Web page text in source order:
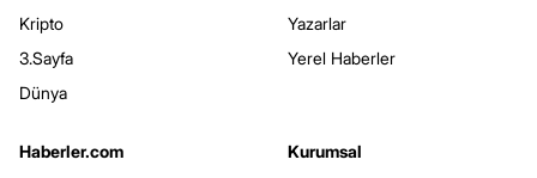
Kripto
3.Sayfa
Dünya
Yazarlar
Yerel Haberler
Haberler.com
Kurumsal